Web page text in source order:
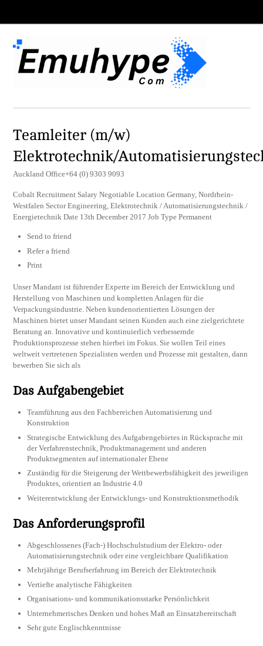
Teamleiter (m/w)
Elektrotechnik/
Auckland Office+64 (0) 9303 9093
Cobalt Recruitment Salary Negotiable Location Germany, Nordrhein-
Westfalen Sector Engineering, Elektrotechnik / Automatisierungstechnik /
Energietechnik Date 13th December 2017 Job Type Permanent
Send to friend
Refer a friend
Print
Unser Mandant ist führender Experte im Bereich der Entwicklung und
Herstellung von Maschinen und kompletten Anlagen für die
Verpackungsindustrie. Neben kundenorientierten Lösungen der
Maschinen bietet unser Mandant seinen Kunden auch eine zielgerichtete
Beratung an. Innovative und kontinuierlich verbessernde
Produktionsprozesse stehen hierbei im Fokus. Sie wollen Teil eines
weltweit vertretenen Spezialisten werden und Prozesse mit gestalten, dann
bewerben Sie sich als
Das Aufgabengebiet
Teamführung aus den Fachbereichen Automatisierung und
Konstruktion
Strategische Entwicklung des Aufgabengebietes in Rücksprache mit
der Verfahrenstechnik, Produktmanagement und anderen
Produktsegmenten auf internationaler Ebene
Zuständig für die Steigerung der Wettbewerbsfähigkeit des jeweiligen
Produktes, orientiert an Industrie 4.0
Weiterentwicklung der Entwicklungs- und Konstruktionsmethodik
Das Anforderungsprofil
Abgeschlossenes (Fach-) Hochschulstudium der Elektro- oder
Automatisierungstechnik oder eine vergleichbare Qualifikation
Mehrjährige Berufserfahrung im Bereich der Elektrotechnik
Vertiefte analytische Fähigkeiten
Organisations- und kommunikationsstarke Persönlichkeit
Unternehmerisches Denken und hohes Maß an Einsatzbereitschaft
Sehr gute Englischkenntnisse